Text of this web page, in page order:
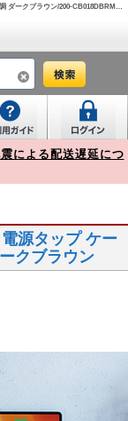
ルーター収納ボックス 幅50cm 木製 電源タップ ケーブル収納 モデム NAS収納 木目調 ダークブラウン/200-CB018DBRM【テレビアクセサリー市場】
による配送遅延につ
源タップ ケー
クブラウン